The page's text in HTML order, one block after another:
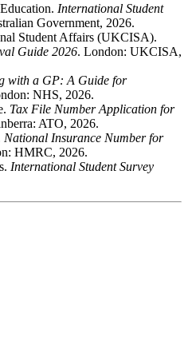
International Student
Government, 2026.
Student Affairs (UKCISA).
Guide 2026. London: UKCISA,
with a GP: A Guide for
NHS, 2026.
Tax File Number Application for
ATO, 2026.
National Insurance Number for
HMRC, 2026.
International Student Survey